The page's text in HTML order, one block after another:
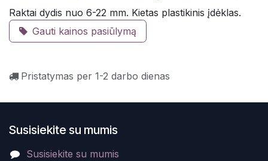
Raktai dydis nuo 6-22 mm. Kietas plastikinis įdėklas.
Gauti kainos pasiūlymą
Pristatymas per 1-2 darbo dienas
Susisiekite su mumis
Susisiekite su mumis